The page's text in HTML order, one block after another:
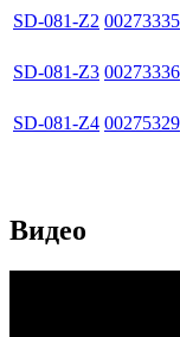
SD-081-Z2 00273335
SD-081-Z3 00273336
SD-081-Z4 00275329
Видео